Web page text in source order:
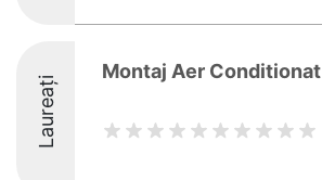
Laureați
Montaj Aer Conditionat